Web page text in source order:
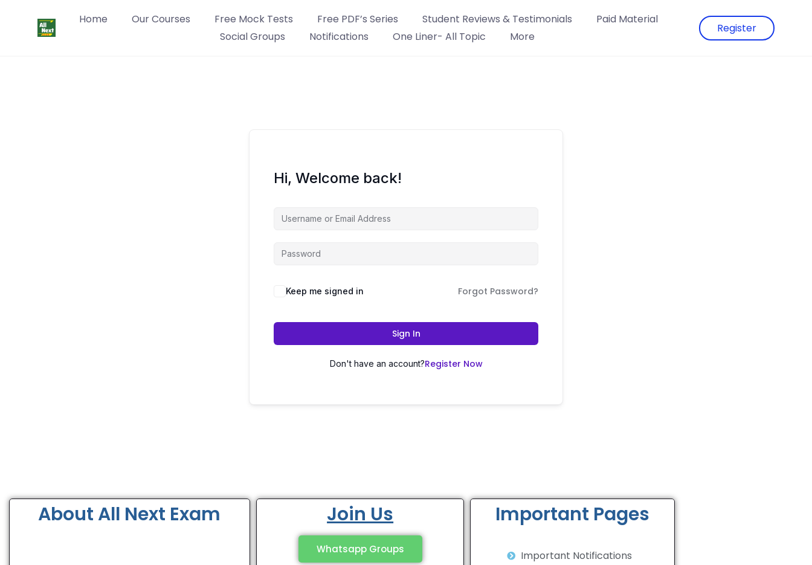
Home Our Courses Free Mock Tests Free PDF’s Series Student Reviews & Testimonials
Paid Material
Social Groups
Notifications One Liner- All Topic More
Register
Hi, Welcome back!
Keep me signed in Forgot Password?
Sign In
Don't have an account?Register Now
About All Next Exam Join Us
Whatsapp Groups
Important Pages
Important Notifications